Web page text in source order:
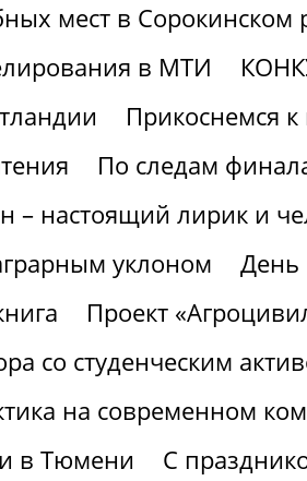
мест в Сорокинском
в МТИ
Прикоснемся
По следам
– настоящий лирик и
уклоном
День
Проект
со студенческим
на современном
в Тюмени
С